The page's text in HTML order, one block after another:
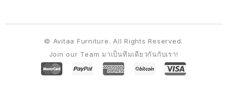
Join our Team มาเป็นทีมเดียวกันกับเรา!
© Avitaa Furniture. All Rights Reserved.